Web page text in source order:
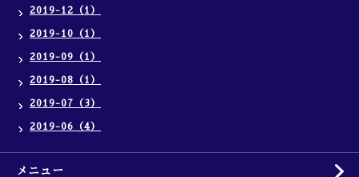
2019-12（1）
2019-10（1）
2019-09（1）
2019-08（1）
2019-07（3）
2019-06（4）
メニュー